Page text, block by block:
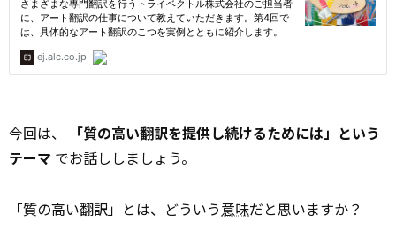
今回は、
「質の高い翻訳を提供し続けるためには」という
テーマ でお話ししましょう。
「質の高い翻訳」とは、どういう意味だと思いますか？